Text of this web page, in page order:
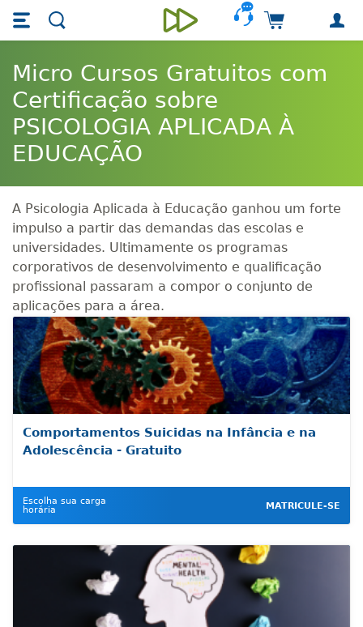
Skip main navigation
Skip to main content
Unieducar
Carrinho de
Micro Cursos Gratuitos com
Certificação sobre
PSICOLOGIA APLICADA À
EDUCAÇÃO
A Psicologia Aplicada à Educação ganhou um forte
impulso a partir das demandas das escolas e
universidades. Ultimamente os programas
corporativos de desenvolvimento e qualificação
profissional passaram a compor o conjunto de
aplicações para a área.
Comportamentos Suicidas na Infância e na
Adolescência - Gratuito
Escolha sua carga
horária
MATRICULE-SE